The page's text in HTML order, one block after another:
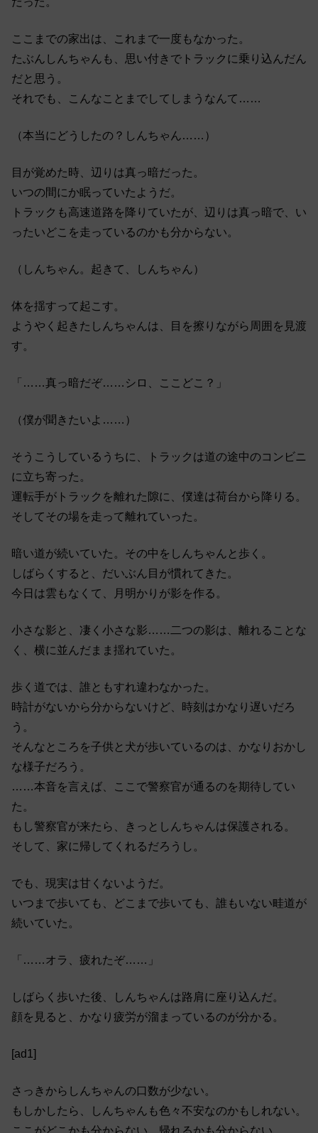
ここまでの家出は、これまで一度もなかった。
たぶんしんちゃんも、思い付きでトラックに乗り込んだん
だと思う。
それでも、こんなことまでしてしまうなんて……
（本当にどうしたの？しんちゃん……）
目が覚めた時、辺りは真っ暗だった。
いつの間にか眠っていたようだ。
トラックも高速道路を降りていたが、辺りは真っ暗で、い
ったいどこを走っているのかも分からない。
（しんちゃん。起きて、しんちゃん）
体を揺すって起こす。
ようやく起きたしんちゃんは、目を擦りながら周囲を見渡
す。
「……真っ暗だぞ……シロ、ここどこ？」
（僕が聞きたいよ……）
そうこうしているうちに、トラックは道の途中のコンビニ
に立ち寄った。
運転手がトラックを離れた隙に、僕達は荷台から降りる。
そしてその場を走って離れていった。
暗い道が続いていた。その中をしんちゃんと歩く。
しばらくすると、だいぶん目が慣れてきた。
今日は雲もなくて、月明かりが影を作る。
小さな影と、凄く小さな影……二つの影は、離れることな
く、横に並んだまま揺れていた。
歩く道では、誰ともすれ違わなかった。
時計がないから分からないけど、時刻はかなり遅いだろ
う。
そんなところを子供と犬が歩いているのは、かなりおかし
な様子だろう。
……本音を言えば、ここで警察官が通るのを期待してい
た。
もし警察官が来たら、きっとしんちゃんは保護される。
そして、家に帰してくれるだろうし。
でも、現実は甘くないようだ。
いつまで歩いても、どこまで歩いても、誰もいない畦道が
続いていた。
「……オラ、疲れたぞ……」
しばらく歩いた後、しんちゃんは路肩に座り込んだ。
顔を見ると、かなり疲労が溜まっているのが分かる。
[ad1]
さっきからしんちゃんの口数が少ない。
もしかしたら、しんちゃんも色々不安なのかもしれない。
ここがどこかも分からない。帰れるかも分からない。